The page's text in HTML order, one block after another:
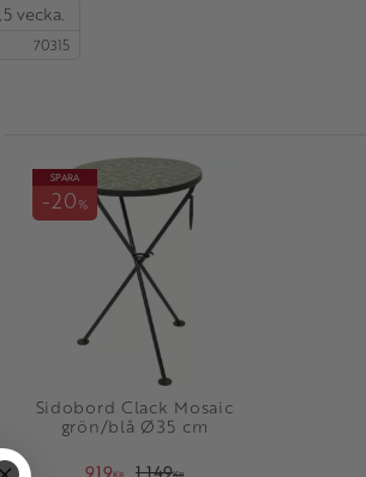
vecka.
70315
Sidobord Clack Mosaic
grön/blå Ø35 cm
919
1 149
SPARA
20%